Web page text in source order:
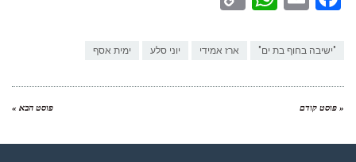
"ישיבה בחוף בת ים" ארז אמידי יוני סלע ימית אסף
« פוסט קודם פוסט הבא »